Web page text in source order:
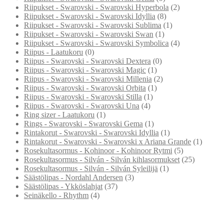
Riipukset - Swarovski - Swarovski Hyperbola (2)
Riipukset - Swarovski - Swarovski Idyllia (8)
Riipukset - Swarovski - Swarovski Sublima (1)
Riipukset - Swarovski - Swarovski Swan (1)
Riipukset - Swarovski - Swarovski Symbolica (4)
Riipus - Laatukoru (0)
Riipus - Swarovski - Swarovski Dextera (0)
Riipus - Swarovski - Swarovski Magic (1)
Riipus - Swarovski - Swarovski Millenia (2)
Riipus - Swarovski - Swarovski Orbita (1)
Riipus - Swarovski - Swarovski Stilla (1)
Riipus - Swarovski - Swarovski Una (4)
Ring sizer - Laatukoru (1)
Rings - Swarovski - Swarovski Gema (1)
Rintakorut - Swarovski - Swarovski Idyllia (1)
Rintakorut - Swarovski - Swarovski x Ariana Grande (1)
Rosekultasormus - Kohinoor - Kohinoor Rytmi (5)
Rosekultasormus - Silván - Silván kihlasormukset (25)
Rosekultasormus - Silván - Silván Syleilijä (1)
Säästölipas - Nordahl Andersen (3)
Säästölipas - Ykköslahjat (37)
Seinäkello - Rhythm (4)